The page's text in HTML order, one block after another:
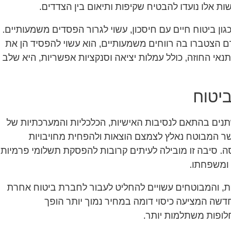
אלו נועדו להבטיח שקיפות ותיאום בין הצדדים.
ביטוח חיים עם חיסכון, עשוי לגרור הפסדים משמעותיים.
בה רווחים משמעותיים, הוא עשוי להפסיד הן את
החוזה, כולל עמלות יציאה וסנקציות אפשריות, היא שלב
בהתאם לנסיבות האישיות, הכלכליות והמערכתיות של
המבוטח נאלץ לצמצם הוצאות ולהפחית מחויבויות
סיבה זו מובילה לעיתים קרובות להפסקת תשלומי פרמיות
ומשפחתו.
והמבוטחים עשויים להחליט לעבור לחברת ביטוח אחרת
המציעה כיסוי דומה במחיר נמוך יותר הופך
משתלמות יותר.